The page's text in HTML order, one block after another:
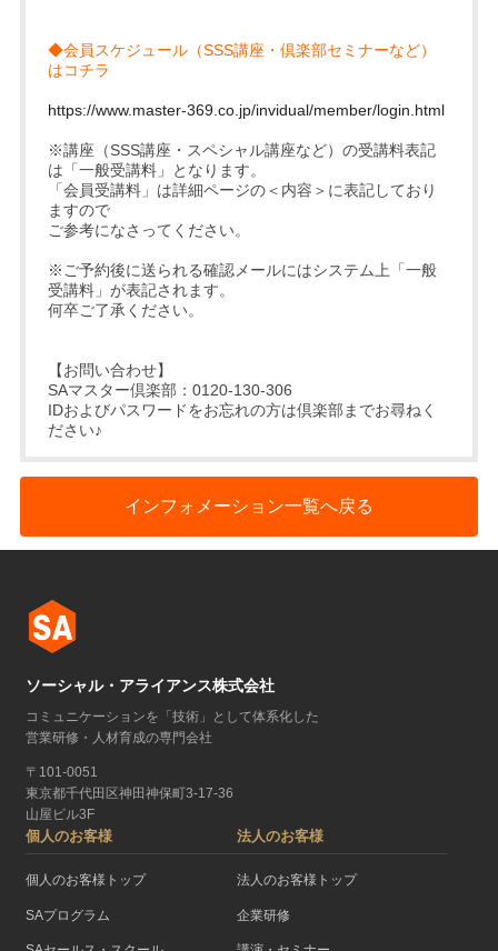
◆会員スケジュール（SSS講座・倶楽部セミナーなど）
はコチラ
https://www.master-369.co.jp/invidual/member/login.html
※講座（SSS講座・スペシャル講座など）の受講料表記
は「一般受講料」となります。
「会員受講料」は詳細ページの＜内容＞に表記しており
ますので
ご参考になさってください。
※ご予約後に送られる確認メールにはシステム上「一般
受講料」が表記されます。
何卒ご了承ください。
【お問い合わせ】
SAマスター倶楽部：0120-130-306
IDおよびパスワードをお忘れの方は倶楽部までお尋ねく
ださい♪
インフォメーション一覧へ戻る
ソーシャル・アライアンス株式会社
コミュニケーションを「技術」として体系化した
営業研修・人材育成の専門会社
〒101-0051
東京都千代田区神田神保町3-17-36
山屋ビル3F
個人のお客様
個人のお客様トップ
SAプログラム
法人のお客様
法人のお客様トップ
企業研修